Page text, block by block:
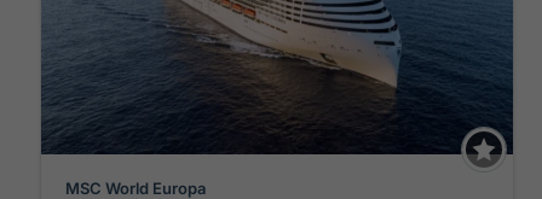
MSC World Europa